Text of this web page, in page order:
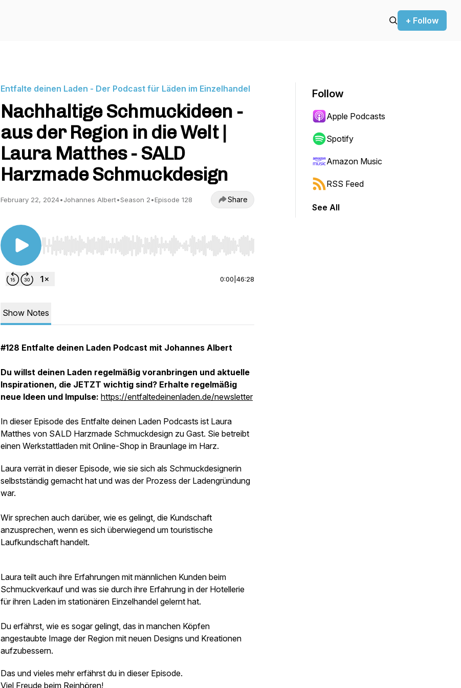
+ Follow
Entfalte deinen Laden - Der Podcast für Läden im Einzelhandel
Nachhaltige Schmuckideen -
aus der Region in die Welt |
Laura Matthes - SALD
Harzmade Schmuckdesign
February 22, 2024•Johannes Albert•Season 2•Episode 128 Share
Use Left/Right to seek, Home/End to jump to start or end. Hold shift to jump forward or backward.
0:00 46:28
Show Notes
#128 Entfalte deinen Laden Podcast mit Johannes Albert
Du willst deinen Laden regelmäßig voranbringen und aktuelle
Inspirationen, die JETZT wichtig sind? Erhalte regelmäßig
neue Ideen und Impulse: https://entfaltedeinenladen.de/newsletter
In dieser Episode des Entfalte deinen Laden Podcasts ist Laura
Matthes von SALD Harzmade Schmuckdesign zu Gast. Sie betreibt
einen Werkstattladen mit Online-Shop in Braunlage im Harz.
Laura verrät in dieser Episode, wie sie sich als Schmuckdesignerin
selbstständig gemacht hat und was der Prozess der Ladengründung
war.
Wir sprechen auch darüber, wie es gelingt, die Kundschaft
anzusprechen, wenn es sich überwiegend um touristische
Laufkundschaft handelt.
Laura teilt auch ihre Erfahrungen mit männlichen Kunden beim
Schmuckverkauf und was sie durch ihre Erfahrung in der Hotellerie
für ihren Laden im stationären Einzelhandel gelernt hat.
Du erfährst, wie es sogar gelingt, das in manchen Köpfen
angestaubte Image der Region mit neuen Designs und Kreationen
aufzubessern.
Das und vieles mehr erfährst du in dieser Episode.
Viel Freude beim Reinhören!
Follow
Apple Podcasts
Spotify
Amazon Music
RSS Feed
See All